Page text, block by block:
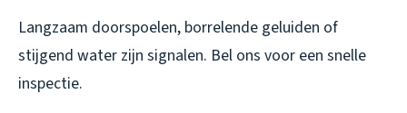
Langzaam doorspoelen, borrelende geluiden of
stijgend water zijn signalen. Bel ons voor een snelle
inspectie.